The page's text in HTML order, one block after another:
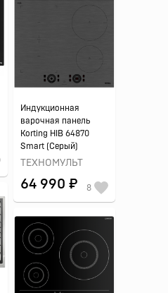
Индукционная
варочная панель
Korting HIB 64870
Smart (Серый)
ТЕХНОМУЛЬТ
64 990 ₽ 8